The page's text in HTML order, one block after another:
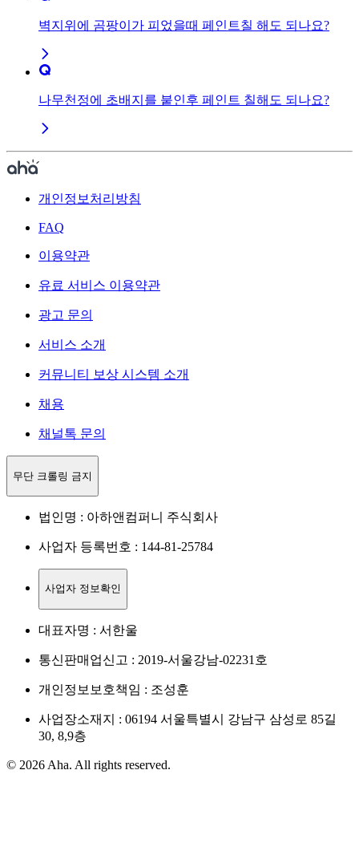
벽지위에 곰팡이가 피었을때 페인트칠 해도 되나요?
나무천정에 초배지를 붙인후 페인트 칠해도 되나요?
개인정보처리방침
FAQ
이용약관
유료 서비스 이용약관
광고 문의
서비스 소개
커뮤니티 보상 시스템 소개
채용
채널톡 문의
무단 크롤링 금지
법인명 : 아하앤컴퍼니 주식회사
사업자 등록번호 : 144-81-25784
사업자 정보확인
대표자명 : 서한울
통신판매업신고 : 2019-서울강남-02231호
개인정보보호책임 : 조성훈
사업장소재지 : 06194 서울특별시 강남구 삼성로 85길
30, 8,9층
© 2026 Aha. All rights reserved.